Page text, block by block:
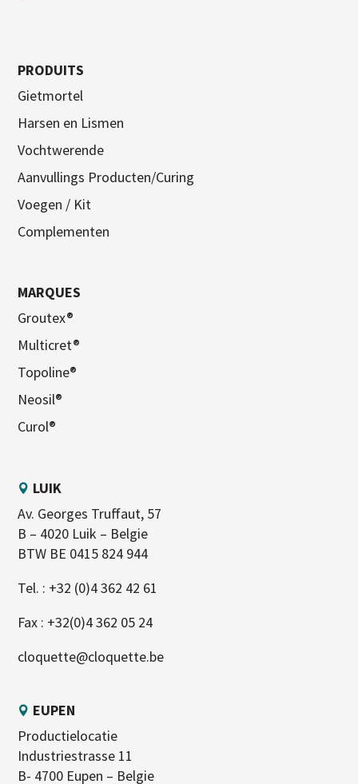
PRODUITS
Gietmortel
Harsen en Lismen
Vochtwerende
Aanvullings Producten/Curing
Voegen / Kit
Complementen
MARQUES
Groutex®
Multicret®
Topoline®
Neosil®
Curol®
LUIK
Av. Georges Truffaut, 57
B – 4020 Luik – Belgie
BTW BE 0415 824 944
Tel. : +32 (0)4 362 42 61
Fax : +32(0)4 362 05 24
cloquette@cloquette.be
EUPEN
Productielocatie
Industriestrasse 11
B- 4700 Eupen – Belgie